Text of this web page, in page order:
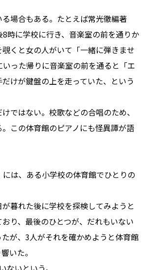
場合もある。たとえば常光徹編著
時に学校に行き、音楽室の前を通りか
くと女の人がいて「一緒に弾きませ
った帰りに音楽室の前を通ると「エ
けが鍵盤の上を走っていた、という
ではない。校歌などの合唱のため、
この体育館のピアノにも怪異譚が語
は、ある小学校の体育館でひとりの
暮れた後に学校を探検してみようと
り、最後のひとつが、だれもいない
が、3人がそれを確かめようと体育館
いた。